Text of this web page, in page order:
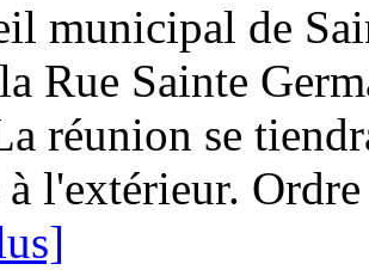
municipal de
Rue Sainte
réunion se
à l'extérieur.